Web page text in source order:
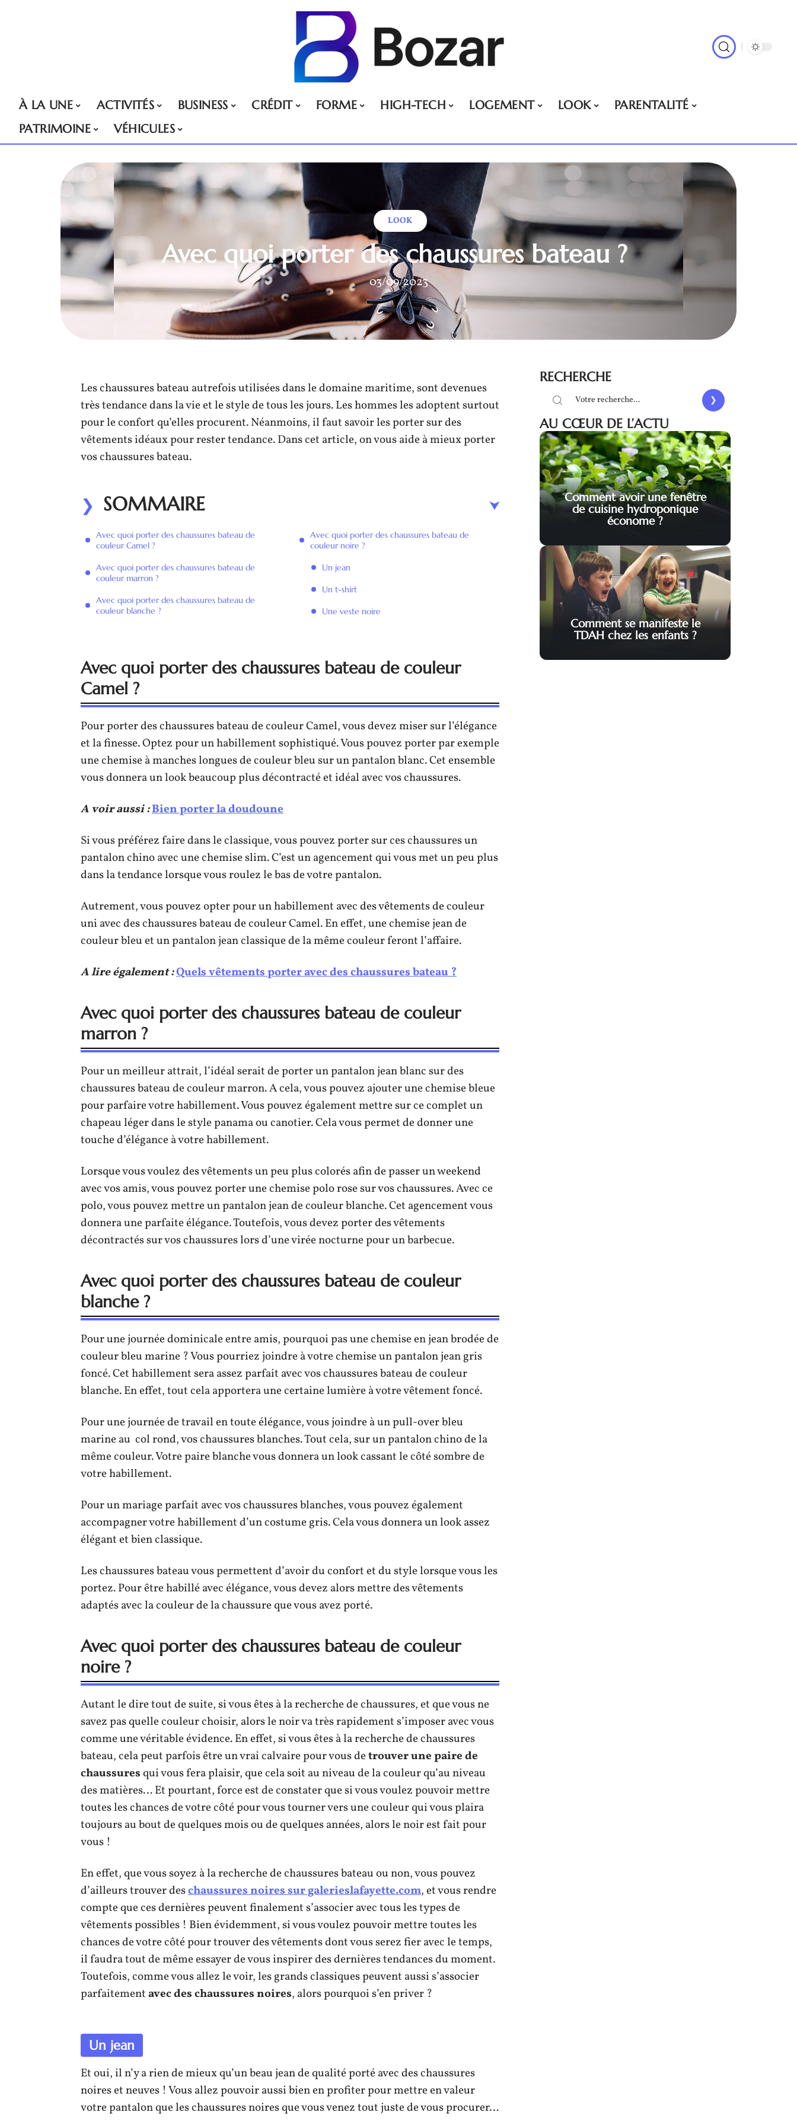
À LA UNE ACTIVITÉS BUSINESS CRÉDIT FORME HIGH-TECH LOGEMENT LOOK
PARENTALITÉ
PATRIMOINE
VÉHICULES
LOOK
Avec quoi porter des chaussures bateau ?
03/09/2023
Les chaussures bateau autrefois utilisées dans le domaine maritime, sont devenues
très tendance dans la vie et le style de tous les jours. Les hommes les adoptent surtout
pour le confort qu’elles procurent. Néanmoins, il faut savoir les porter sur des
vêtements idéaux pour rester tendance. Dans cet article, on vous aide à mieux porter
vos chaussures bateau.
SOMMAIRE
Avec quoi porter des chaussures bateau de
couleur Camel ?
Avec quoi porter des chaussures bateau de
couleur marron ?
Avec quoi porter des chaussures bateau de
couleur blanche ?
Avec quoi porter des chaussures bateau de
couleur noire ?
Un jean
Un t-shirt
Une veste noire
Avec quoi porter des chaussures bateau de couleur
Camel ?
Pour porter des chaussures bateau de couleur Camel, vous devez miser sur l’élégance
et la finesse. Optez pour un habillement sophistiqué. Vous pouvez porter par exemple
une chemise à manches longues de couleur bleu sur un pantalon blanc. Cet ensemble
vous donnera un look beaucoup plus décontracté et idéal avec vos chaussures.
A voir aussi :Bien porter la doudoune
Si vous préférez faire dans le classique, vous pouvez porter sur ces chaussures un
pantalon chino avec une chemise slim. C’est un agencement qui vous met un peu plus
dans la tendance lorsque vous roulez le bas de votre pantalon.
Autrement, vous pouvez opter pour un habillement avec des vêtements de couleur
uni avec des chaussures bateau de couleur Camel. En effet, une chemise jean de
couleur bleu et un pantalon jean classique de la même couleur feront l’affaire.
A lire également :Quels vêtements porter avec des chaussures bateau ?
Avec quoi porter des chaussures bateau de couleur
marron ?
Pour un meilleur attrait, l’idéal serait de porter un pantalon jean blanc sur des
chaussures bateau de couleur marron. A cela, vous pouvez ajouter une chemise bleue
pour parfaire votre habillement. Vous pouvez également mettre sur ce complet un
chapeau léger dans le style panama ou canotier. Cela vous permet de donner une
touche d’élégance à votre habillement.
Lorsque vous voulez des vêtements un peu plus colorés afin de passer un weekend
avec vos amis, vous pouvez porter une chemise polo rose sur vos chaussures. Avec ce
polo, vous pouvez mettre un pantalon jean de couleur blanche. Cet agencement vous
donnera une parfaite élégance. Toutefois, vous devez porter des vêtements
décontractés sur vos chaussures lors d’une virée nocturne pour un barbecue.
Avec quoi porter des chaussures bateau de couleur
blanche ?
Pour une journée dominicale entre amis, pourquoi pas une chemise en jean brodée de
couleur bleu marine ? Vous pourriez joindre à votre chemise un pantalon jean gris
foncé. Cet habillement sera assez parfait avec vos chaussures bateau de couleur
blanche. En effet, tout cela apportera une certaine lumière à votre vêtement foncé.
Pour une journée de travail en toute élégance, vous joindre à un pull-over bleu
marine au col rond, vos chaussures blanches. Tout cela, sur un pantalon chino de la
même couleur. Votre paire blanche vous donnera un look cassant le côté sombre de
votre habillement.
Pour un mariage parfait avec vos chaussures blanches, vous pouvez également
accompagner votre habillement d’un costume gris. Cela vous donnera un look assez
élégant et bien classique.
Les chaussures bateau vous permettent d’avoir du confort et du style lorsque vous les
portez. Pour être habillé avec élégance, vous devez alors mettre des vêtements
adaptés avec la couleur de la chaussure que vous avez porté.
Avec quoi porter des chaussures bateau de couleur
noire ?
Autant le dire tout de suite, si vous êtes à la recherche de chaussures, et que vous ne
savez pas quelle couleur choisir, alors le noir va très rapidement s’imposer avec vous
comme une véritable évidence. En effet, si vous êtes à la recherche de chaussures
bateau, cela peut parfois être un vrai calvaire pour vous detrouver une paire de
chaussuresqui vous fera plaisir, que cela soit au niveau de la couleur qu’au niveau
des matières… Et pourtant, force est de constater que si vous voulez pouvoir mettre
toutes les chances de votre côté pour vous tourner vers une couleur qui vous plaira
toujours au bout de quelques mois ou de quelques années, alors le noir est fait pour
vous !
En effet, que vous soyez à la recherche de chaussures bateau ou non, vous pouvez
d’ailleurs trouver deschaussures noires sur galerieslafayette.com, et vous rendre
compte que ces dernières peuvent finalement s’associer avec tous les types de
vêtements possibles ! Bien évidemment, si vous voulez pouvoir mettre toutes les
chances de votre côté pour trouver des vêtements dont vous serez fier avec le temps,
il faudra tout de même essayer de vous inspirer des dernières tendances du moment.
Toutefois, comme vous allez le voir, les grands classiques peuvent aussi s’associer
parfaitementavec des chaussures noires, alors pourquoi s’en priver ?
Un jean
Et oui, il n’y a rien de mieux qu’un beau jean de qualité porté avec des chaussures
noires et neuves ! Vous allez pouvoir aussi bien en profiter pour mettre en valeur
votre pantalon que les chaussures noires que vous venez tout juste de vous procurer…
RECHERCHE
AU CŒUR DE L’ACTU
Comment avoir une fenêtre
de cuisine hydroponique
économe ?
Comment se manifeste le
TDAH chez les enfants ?